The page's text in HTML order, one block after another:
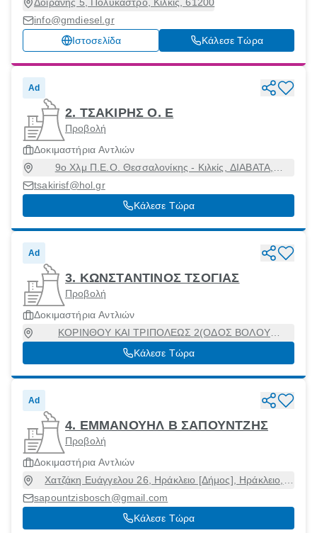
info@gmdiesel.gr
Ιστοσελίδα
Κάλεσε Τώρα
Ad
2. ΤΣΑΚΙΡΗΣ Ο. Ε
Προβολή
Δοκιμαστήρια Αντλιών
9ο Χλμ Π.Ε.Ο. Θεσσαλονίκης - Κιλκίς, ΔΙΑΒΑΤΑ,
Εχεδώρου, Θεσσαλονίκη, 57008
tsakirisf@hol.gr
Κάλεσε Τώρα
Ad
3. ΚΩΝΣΤΑΝΤΙΝΟΣ ΤΣΟΓΙΑΣ
Προβολή
Δοκιμαστήρια Αντλιών
ΚΟΡΙΝΘΟΥ ΚΑΙ ΤΡΙΠΟΛΕΩΣ 2(ΟΔΟΣ ΒΟΛΟΥ
ΠΛΗΣΙΟΝ ΣΙΔΗΡΟΔΡΟΜΙΚΟΥ ΣΤΑΘΜΟΥ), Λάρισα
[Δήμος], Λάρισα, 41336
Κάλεσε Τώρα
Ad
4. ΕΜΜΑΝΟΥΗΛ Β ΣΑΠΟΥΝΤΖΗΣ
Προβολή
Δοκιμαστήρια Αντλιών
Χατζάκη Ευάγγελου 26, Ηράκλειο [Δήμος], Ηράκλειο,
71500
sapountzisbosch@gmail.com
Κάλεσε Τώρα